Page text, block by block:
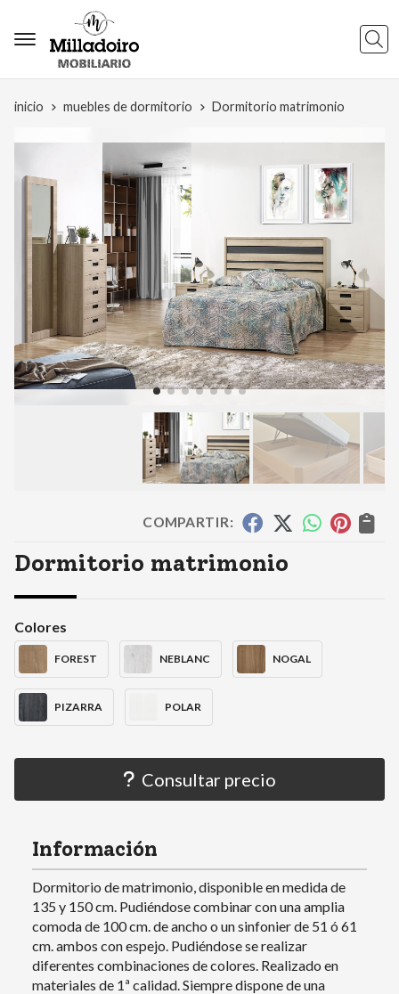
inicio muebles de dormitorio Dormitorio matrimonio
COMPARTIR:
Dormitorio matrimonio
Colores
FOREST NEBLANC NOGAL
PIZARRA POLAR
Consultar precio
Información
Dormitorio de matrimonio, disponible en medida de
135 y 150 cm. Pudiéndose combinar con una amplia
comoda de 100 cm. de ancho o un sinfonier de 51 ó 61
cm. ambos con espejo. Pudiéndose se realizar
diferentes combinaciones de colores. Realizado en
materiales de 1ª calidad. Siempre dispone de una